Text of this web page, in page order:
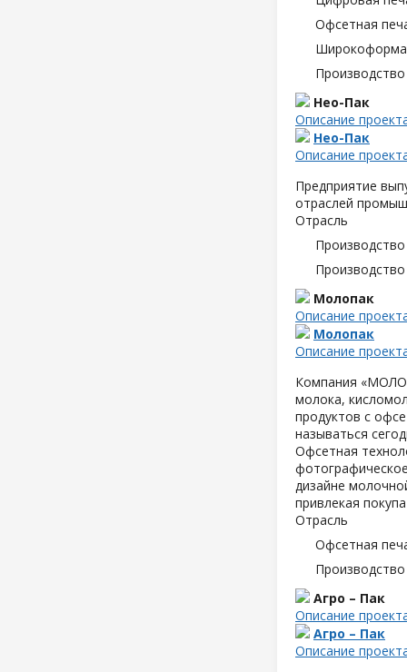
Офсетная
Нео-Пак
Описание
Нео-Пак
Описание
Предприятие
отраслей
Отрасль
Молопак
Описание
Молопак
Описание
Компания
молока,
продуктов с
называться
Офсетная
дизайне
привлекая
Отрасль
Офсетная
Агро – Пак
Описание
Агро – Пак
Описание